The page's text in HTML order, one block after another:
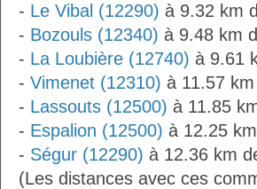
- Le Vibal (12290) à 9.32 km
- Bozouls (12340) à 9.48 km
- La Loubière (12740) à 9.61
- Vimenet (12310) à 11.57
- Lassouts (12500) à 11.85
- Espalion (12500) à 12.25
- Ségur (12290) à 12.36 km
(Les distances avec ces